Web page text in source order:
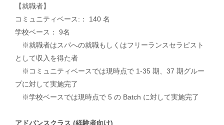
【就職者】
コミュニティベース:： 140 名
学校ベース： 9名
※就職者はスパへの就職もしくはフリーランスセラピスト
として収入を得た者
※コミュニティベースでは現時点で 1-35 期、37 期グルー
プに対して実施完了
※学校ベースでは現時点で 5 の Batch に対して実施完了
アドバンスクラス (経験者向け)